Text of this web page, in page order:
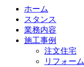
ホーム
スタンス
業務内容
施工事例
注文住宅
リフォーム